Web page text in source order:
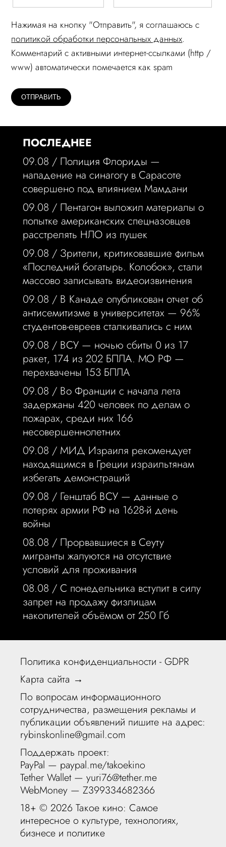
Нажимая на кнопку "Отправить", я соглашаюсь c
политикой обработки персональных данных.
Комментарий c активными интернет-ссылками (http /
www) автоматически помечается как spam
ПОСЛЕДНЕЕ
09.08 / Полиция Флориды —
нападение на синагогу в Сарасоте
совершено под влиянием Мамдани
09.08 / Пентагон выложил материалы о
попытке американских спецназовцев
расстрелять НЛО из пушек
09.08 / Зрители, критиковавшие фильм
«Последний богатырь. Колобок», стали
массово записывать видеоизвинения
09.08 / В Канаде опубликован отчет об
антисемитизме в университетах — 96%
студентов-евреев сталкивались с ним
09.08 / ВСУ — ночью сбиты 0 из 17
ракет, 174 из 202 БПЛА. МО РФ —
перехвачены 153 БПЛА
09.08 / Во Франции с начала лета
задержаны 420 человек по делам о
пожарах, среди них 166
несовершеннолетних
09.08 / МИД Израиля рекомендует
находящимся в Греции израильтянам
избегать демонстраций
09.08 / Генштаб ВСУ — данные о
потерях армии РФ на 1628-й день
войны
08.08 / Прорвавшиеся в Сеуту
мигранты жалуются на отсутствие
условий для проживания
08.08 / С понедельника вступит в силу
запрет на продажу физлицам
накопителей объёмом от 250 Гб
Политика конфиденциальности - GDPR
Карта сайта →
По вопросам информационного
сотрудничества, размещения рекламы и
публикации объявлений пишите на адрес:
rybinskonline@gmail.com
Поддержать проект:
PayPal — paypal.me/takoekino
Tether Wallet — yuri76@tether.me
WebMoney — Z399334682366
18+ ©2026 Такое кино: Самое
интересное о культуре, технологиях,
бизнесе и политике